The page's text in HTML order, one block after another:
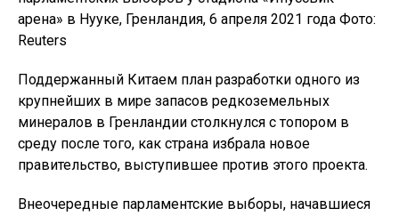
арена» в Нууке, Гренландия, 6 апреля 2021 года Фото:
Reuters
Поддержанный Китаем план разработки одного из
крупнейших в мире запасов редкоземельных
минералов в Гренландии столкнулся с топором в
среду после того, как страна избрала новое
правительство, выступившее против этого проекта.
Внеочередные парламентские выборы, начавшиеся